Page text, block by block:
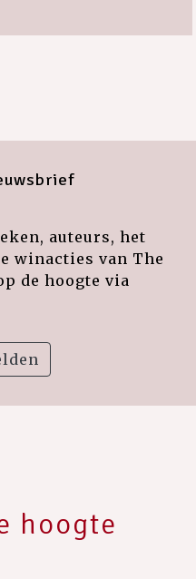
auteurs, het
winacties van The
de hoogte via
hoogte